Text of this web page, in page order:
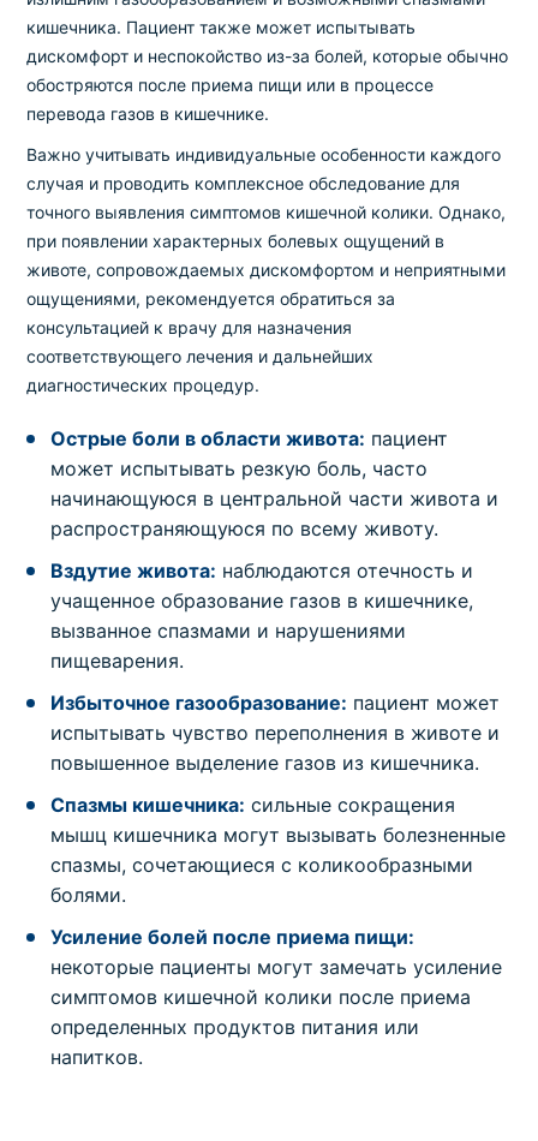
кишечника. Пациент также может испытывать
дискомфорт и неспокойство из-за болей, которые обычно
обостряются после приема пищи или в процессе
перевода газов в кишечнике.
Важно учитывать индивидуальные особенности каждого
случая и проводить комплексное обследование для
точного выявления симптомов кишечной колики. Однако,
при появлении характерных болевых ощущений в
животе, сопровождаемых дискомфортом и неприятными
ощущениями, рекомендуется обратиться за
консультацией к врачу для назначения
соответствующего лечения и дальнейших
диагностических процедур.
Острые боли в области живота: пациент
может испытывать резкую боль, часто
начинающуюся в центральной части живота и
распространяющуюся по всему животу.
Вздутие живота: наблюдаются отечность и
учащенное образование газов в кишечнике,
вызванное спазмами и нарушениями
пищеварения.
Избыточное газообразование: пациент может
испытывать чувство переполнения в животе и
повышенное выделение газов из кишечника.
Спазмы кишечника: сильные сокращения
мышц кишечника могут вызывать болезненные
спазмы, сочетающиеся с коликообразными
болями.
Усиление болей после приема пищи:
некоторые пациенты могут замечать усиление
симптомов кишечной колики после приема
определенных продуктов питания или
напитков.